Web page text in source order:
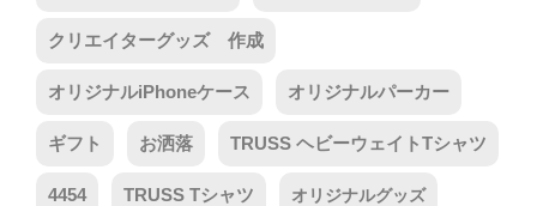
クリエイターグッズ 作成
オリジナルiPhoneケース オリジナルパーカー
ギフト お洒落 TRUSS ヘビーウェイトTシャツ
4454 TRUSS Tシャツ オリジナルグッズ